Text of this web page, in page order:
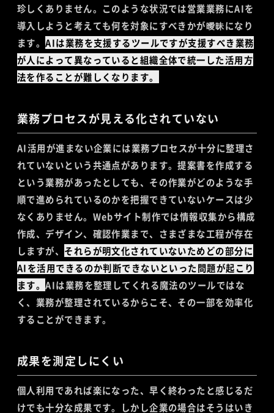
珍しくありません。このような状況では営業業務にAIを
導入しようと考えても何を対象にすべきかが曖昧になり
ます。AIは業務を支援するツールですが支援すべき業務
が人によって異なっていると組織全体で統一した活用方
法を作ることが難しくなります。
業務プロセスが見える化されていない
AI活用が進まない企業には業務プロセスが十分に整理さ
れていないという共通点があります。提案書を作成する
という業務があったとしても、その作業がどのような手
順で進められているのかを把握できていないケースは少
なくありません。Webサイト制作では情報収集から構成
作成、デザイン、確認作業まで、さまざまな工程が存在
しますが、 それらが明文化されていないためどの部分に
AIを活用できるのか判断できないといった問題が起こり
ます。AIは業務を整理してくれる魔法のツールではな
く、業務が整理されているからこそ、その一部を効率化
することができます。
成果を測定しにくい
個人利用であれば楽になった、早く終わったと感じるだ
けでも十分な成果です。しかし企業の場合はそうはいき